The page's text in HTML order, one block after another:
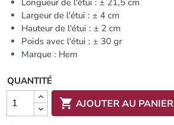
Longueur de l'étui : ± 21,5 cm
Largeur de l'étui : ± 4 cm
Hauteur de l'étui : ± 2 cm
Poids avec l'étui : ± 30 gr
Marque : Hem
QUANTITÉ
 AJOUTER AU PANIER